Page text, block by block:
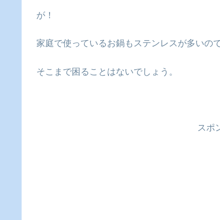
が！
家庭で使っているお鍋もステンレスが多いの
そこまで困ることはないでしょう。
スポ